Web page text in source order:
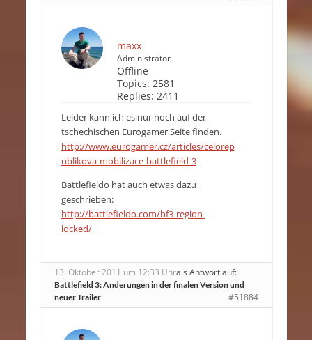
maxx
Administrator
Offline
Topics: 2581
Replies: 2411
Leider kann ich es nur noch auf der
tschechischen Eurogamer Seite finden.
http://www.eurogamer.cz/articles/celorep
ublikova-mobilizace-battlefield-3
Battlefieldo hat auch etwas dazu
geschrieben:
http://battlefieldo.com/bf3-region-
locked/
13. Oktober 2011 um 12:33 Uhrals Antwort auf:
Battlefield 3: Änderungen in der finalen Version und
neuer Trailer
#51884